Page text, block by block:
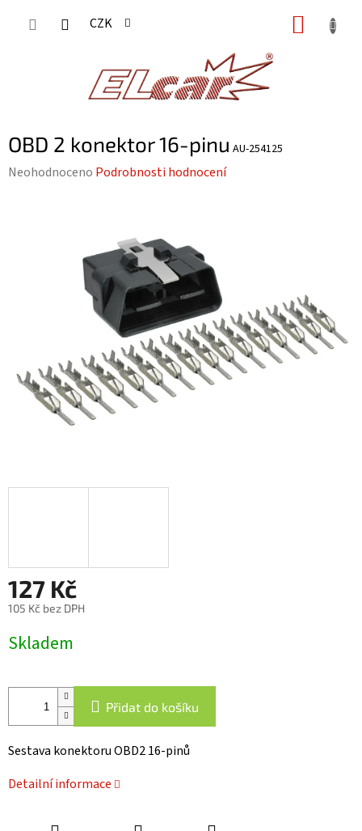
CZK
OBD 2 konektor 16-pinu AU-254125
Průměrné
Neohodnoceno Podrobnosti hodnocení
127 Kč
105 Kč bez DPH
cena:
Skladem
Přidat do košíku
Sestava konektoru OBD2 16-pinů
Detailní informace